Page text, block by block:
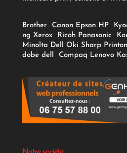
Brother Canon Epson HP
ng Xerox Ricoh Panasonic
Minolta Dell Oki Sharp
dobe dell Compaq Lenovo